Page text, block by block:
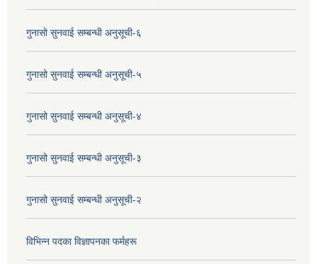
गुनासो सुनवाई सम्बन्धी अनुसूची-६
गुनासो सुनवाई सम्बन्धी अनुसूची-५
गुनासो सुनवाई सम्बन्धी अनुसूची-४
गुनासो सुनवाई सम्बन्धी अनुसूची-३
गुनासो सुनवाई सम्बन्धी अनुसूची-२
विभिन्न पदका विज्ञापनका फर्महरू